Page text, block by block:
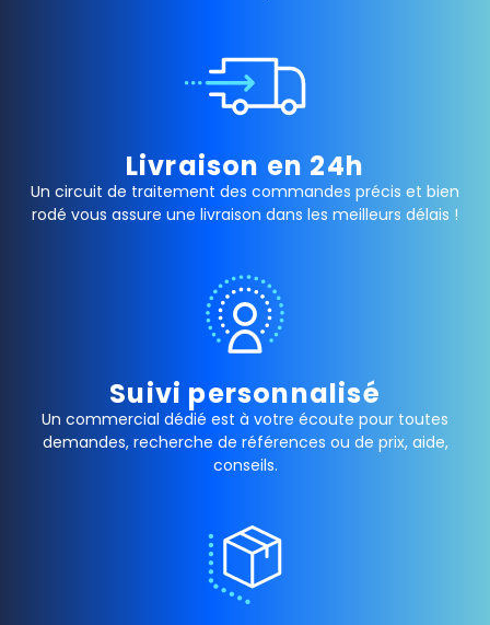
Livraison en 24h
Un circuit de traitement des commandes précis et bien
rodé vous assure une livraison dans les meilleurs délais !
Suivi personnalisé
Un commercial dédié est à votre écoute pour toutes
demandes, recherche de références ou de prix, aide,
conseils.